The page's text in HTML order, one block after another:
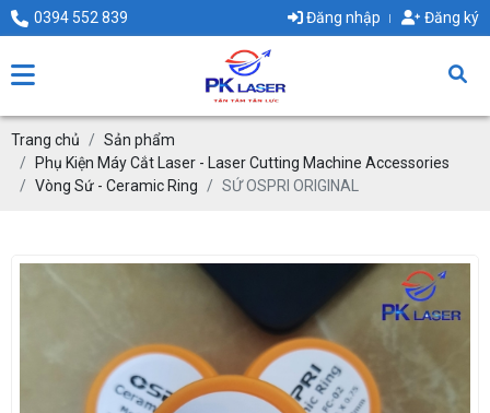
0394 552 839 Đăng nhập Đăng ký
Trang chủ
Sản phẩm
Phụ Kiện Máy Cắt Laser - Laser Cutting Machine Accessories
Vòng Sứ - Ceramic Ring
SỨ OSPRI ORIGINAL